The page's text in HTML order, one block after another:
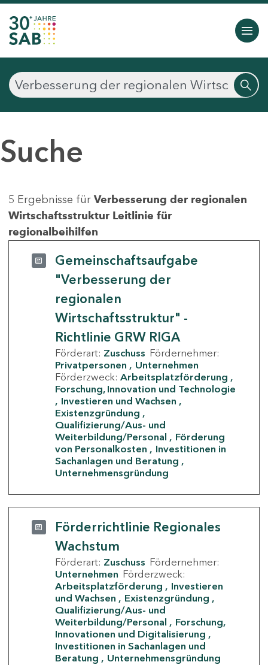
Suche
5 Ergebnisse für Verbesserung der regionalen
Wirtschaftsstruktur Leitlinie für
regionalbeihilfen
Gemeinschaftsaufgabe
"Verbesserung der
regionalen
Wirtschaftsstruktur" -
Richtlinie GRW RIGA
Förderart: Zuschuss Fördernehmer:
Privatpersonen
Unternehmen
Förderzweck: Arbeitsplatzförderung
Forschung, Innovation und Technologie
Investieren und Wachsen
Existenzgründung
Qualifizierung/Aus- und
Weiterbildung/Personal
Förderung
von Personalkosten
Investitionen in
Sachanlagen und Beratung
Unternehmensgründung
Förderrichtlinie Regionales
Wachstum
Förderart: Zuschuss Fördernehmer:
Unternehmen Förderzweck:
Arbeitsplatzförderung
Investieren
und Wachsen
Existenzgründung
Qualifizierung/Aus- und
Weiterbildung/Personal
Forschung,
Innovationen und Digitalisierung
Investitionen in Sachanlagen und
Beratung
Unternehmensgründung